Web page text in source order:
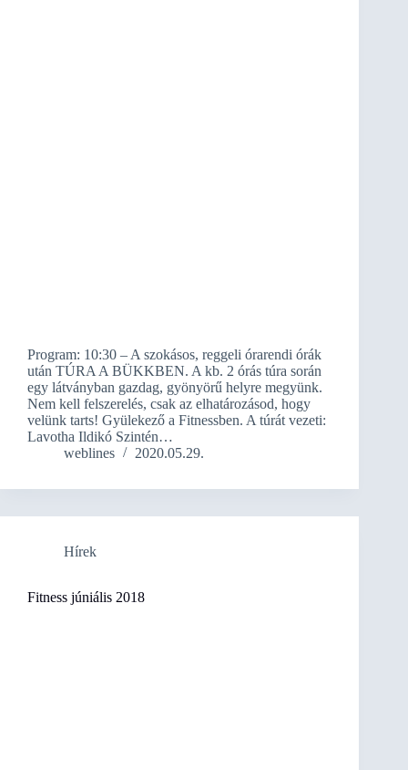
Program: 10:30 – A szokásos, reggeli órarendi órák
után TÚRA A BÜKKBEN. A kb. 2 órás túra során
egy látványban gazdag, gyönyörű helyre megyünk.
Nem kell felszerelés, csak az elhatározásod, hogy
velünk tarts! Gyülekező a Fitnessben. A túrát vezeti:
Lavotha Ildikó Szintén…
weblines
2020.05.29.
Hírek
Fitness júniális 2018